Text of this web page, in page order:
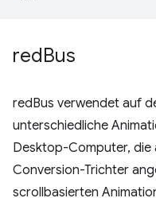
redBus
redBus verwendet auf
unterschiedliche
Desktop-Computer, die
Conversion-Trichter
scrollbasierten